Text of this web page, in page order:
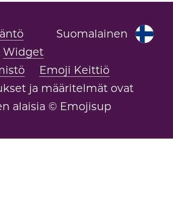
Suomalainen
Widget
Emoji Keittiö
ja määritelmät ovat
alaisia © Emojisup